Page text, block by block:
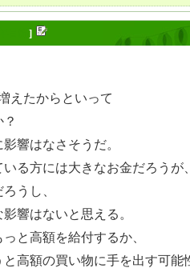
]
えたからといって
響はなさそうだ。
る方には大きなお金だろうが
うし、
響はないと思える。
と高額を給付するか、
高額の買い物に手を出す可能